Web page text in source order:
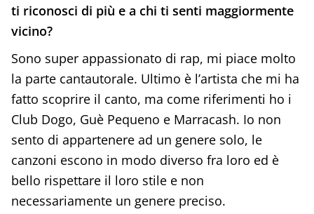
ti riconosci di più e a chi ti senti maggiormente
vicino?
Sono super appassionato di rap, mi piace molto
la parte cantautorale. Ultimo è l’artista che mi ha
fatto scoprire il canto, ma come riferimenti ho i
Club Dogo, Guè Pequeno e Marracash. Io non
sento di appartenere ad un genere solo, le
canzoni escono in modo diverso fra loro ed è
bello rispettare il loro stile e non
necessariamente un genere preciso.